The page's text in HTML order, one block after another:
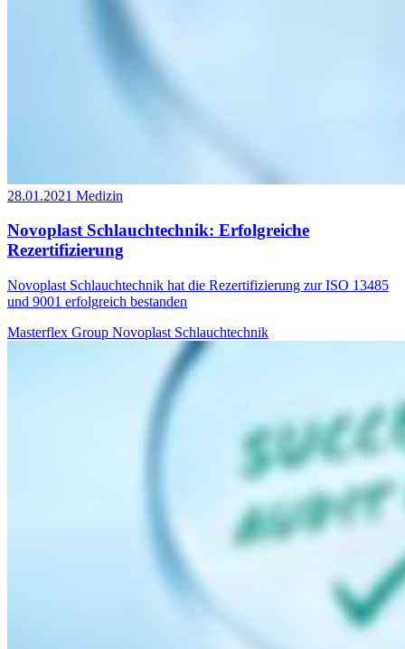
28.01.2021 Medizin
Novoplast Schlauchtechnik: Erfolgreiche
Rezertifizierung
Novoplast Schlauchtechnik hat die Rezertifizierung zur ISO 13485
und 9001 erfolgreich bestanden
Masterflex Group Novoplast Schlauchtechnik